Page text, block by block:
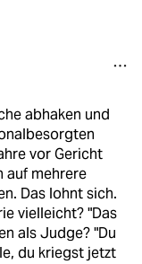
abhaken und
vor Gericht
auf mehrere
Das lohnt sich.
vielleicht? "Das
als Judge? "Du
du kriegst jetzt